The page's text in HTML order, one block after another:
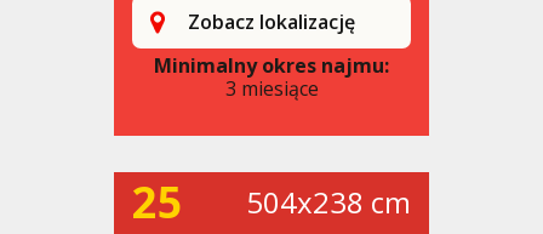
Zobacz lokalizację
Minimalny okres najmu:
3 miesiące
25 504x238 cm